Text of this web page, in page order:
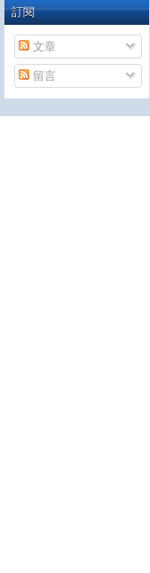
訂閱
文章
留言